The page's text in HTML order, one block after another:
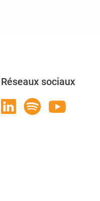
Réseaux sociaux